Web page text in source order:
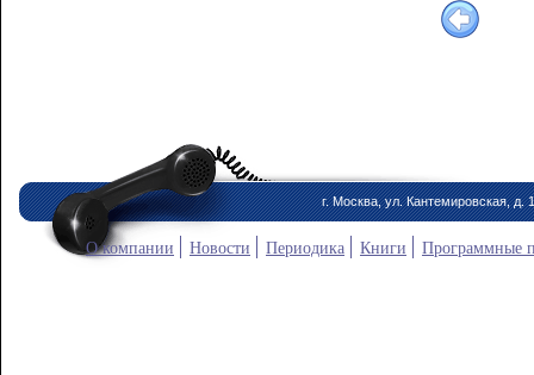
г. Москва, ул. Кантемировская, д.
О компании Новости Периодика Книги Программные